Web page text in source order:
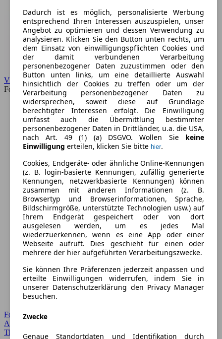
VW
Forum
Forum Startseite
Alle Auto-Foren
Themen-Forum
Dadurch ist es möglich, personalisierte Werbung
entsprechend Ihren Interessen auszuspielen, unser
Angebot zu optimieren und dessen Verwendung zu
analysieren. Klicken Sie den Button unten rechts, um
dem Einsatz von einwilligungspflichten Cookies und
der damit verbundenen Verarbeitung
personenbezogener Daten zuzustimmen oder den
Button unten links, um eine detaillierte Auswahl
hinsichtlich der Cookies zu treffen oder um der
Verarbeitung personenbezogener Daten zu
widersprechen, soweit diese auf Grundlage
berechtigter Interessen erfolgt. Die Einwilligung
umfasst auch die Übermittlung bestimmter
personenbezogener Daten in Drittländer, u.a. die USA,
nach Art. 49 (1) (a) DSGVO. Wollen Sie keine
Einwilligung erteilen, klicken Sie bitte hier.
Cookies, Endgeräte- oder ähnliche Online-Kennungen
(z. B. login-basierte Kennungen, zufällig generierte
Kennungen, netzwerkbasierte Kennungen) können
zusammen mit anderen Informationen (z. B.
Browsertyp und Browserinformationen, Sprache,
Bildschirmgröße, unterstützte Technologien usw.) auf
Ihrem Endgerät gespeichert oder von dort
ausgelesen werden, um es jedes Mal
wiederzuerkennen, wenn es eine App oder einer
Webseite aufruft. Dies geschieht für einen oder
mehrere der hier aufgeführten Verarbeitungszwecke.
Sie können Ihre Präferenzen jederzeit anpassen und
erteilte Einwilligungen widerrufen, indem Sie in
unserer Datenschutzerklärung den Privacy Manager
besuchen.
Zwecke
Genaue Standortdaten und Identifikation durch